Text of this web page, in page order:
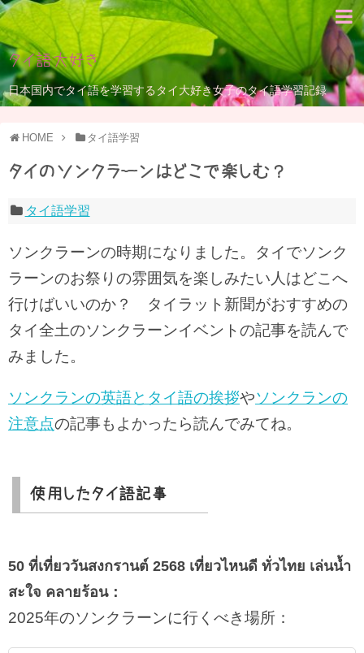
タイ語大好き
日本国内でタイ語を学習するタイ大好き女子のタイ語学習記録
HOME タイ語学習
タイのソンクラーンはどこで楽しむ？
タイ語学習
ソンクラーンの時期になりました。タイでソンク
ラーンのお祭りの雰囲気を楽しみたい人はどこへ
行けばいいのか？ タイラット新聞がおすすめの
タイ全土のソンクラーンイベントの記事を読んで
みました。
ソンクランの英語とタイ語の挨拶やソンクランの
注意点の記事もよかったら読んでみてね。
使用したタイ語記事
50 ที่เที่ยววันสงกรานต์ 2568 เที่ยวไหนดี ทั่วไทย เล่นน้ำ
สะใจ คลายร้อน：
2025年のソンクラーンに行くべき場所：